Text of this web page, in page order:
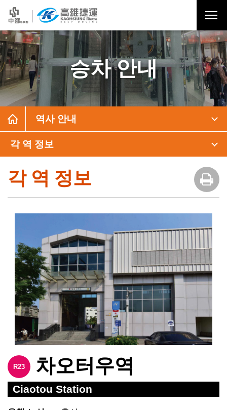
승차 안내
역사 안내
각 역 정보
각 역 정보
R23 차오터우역
Ciaotou Station